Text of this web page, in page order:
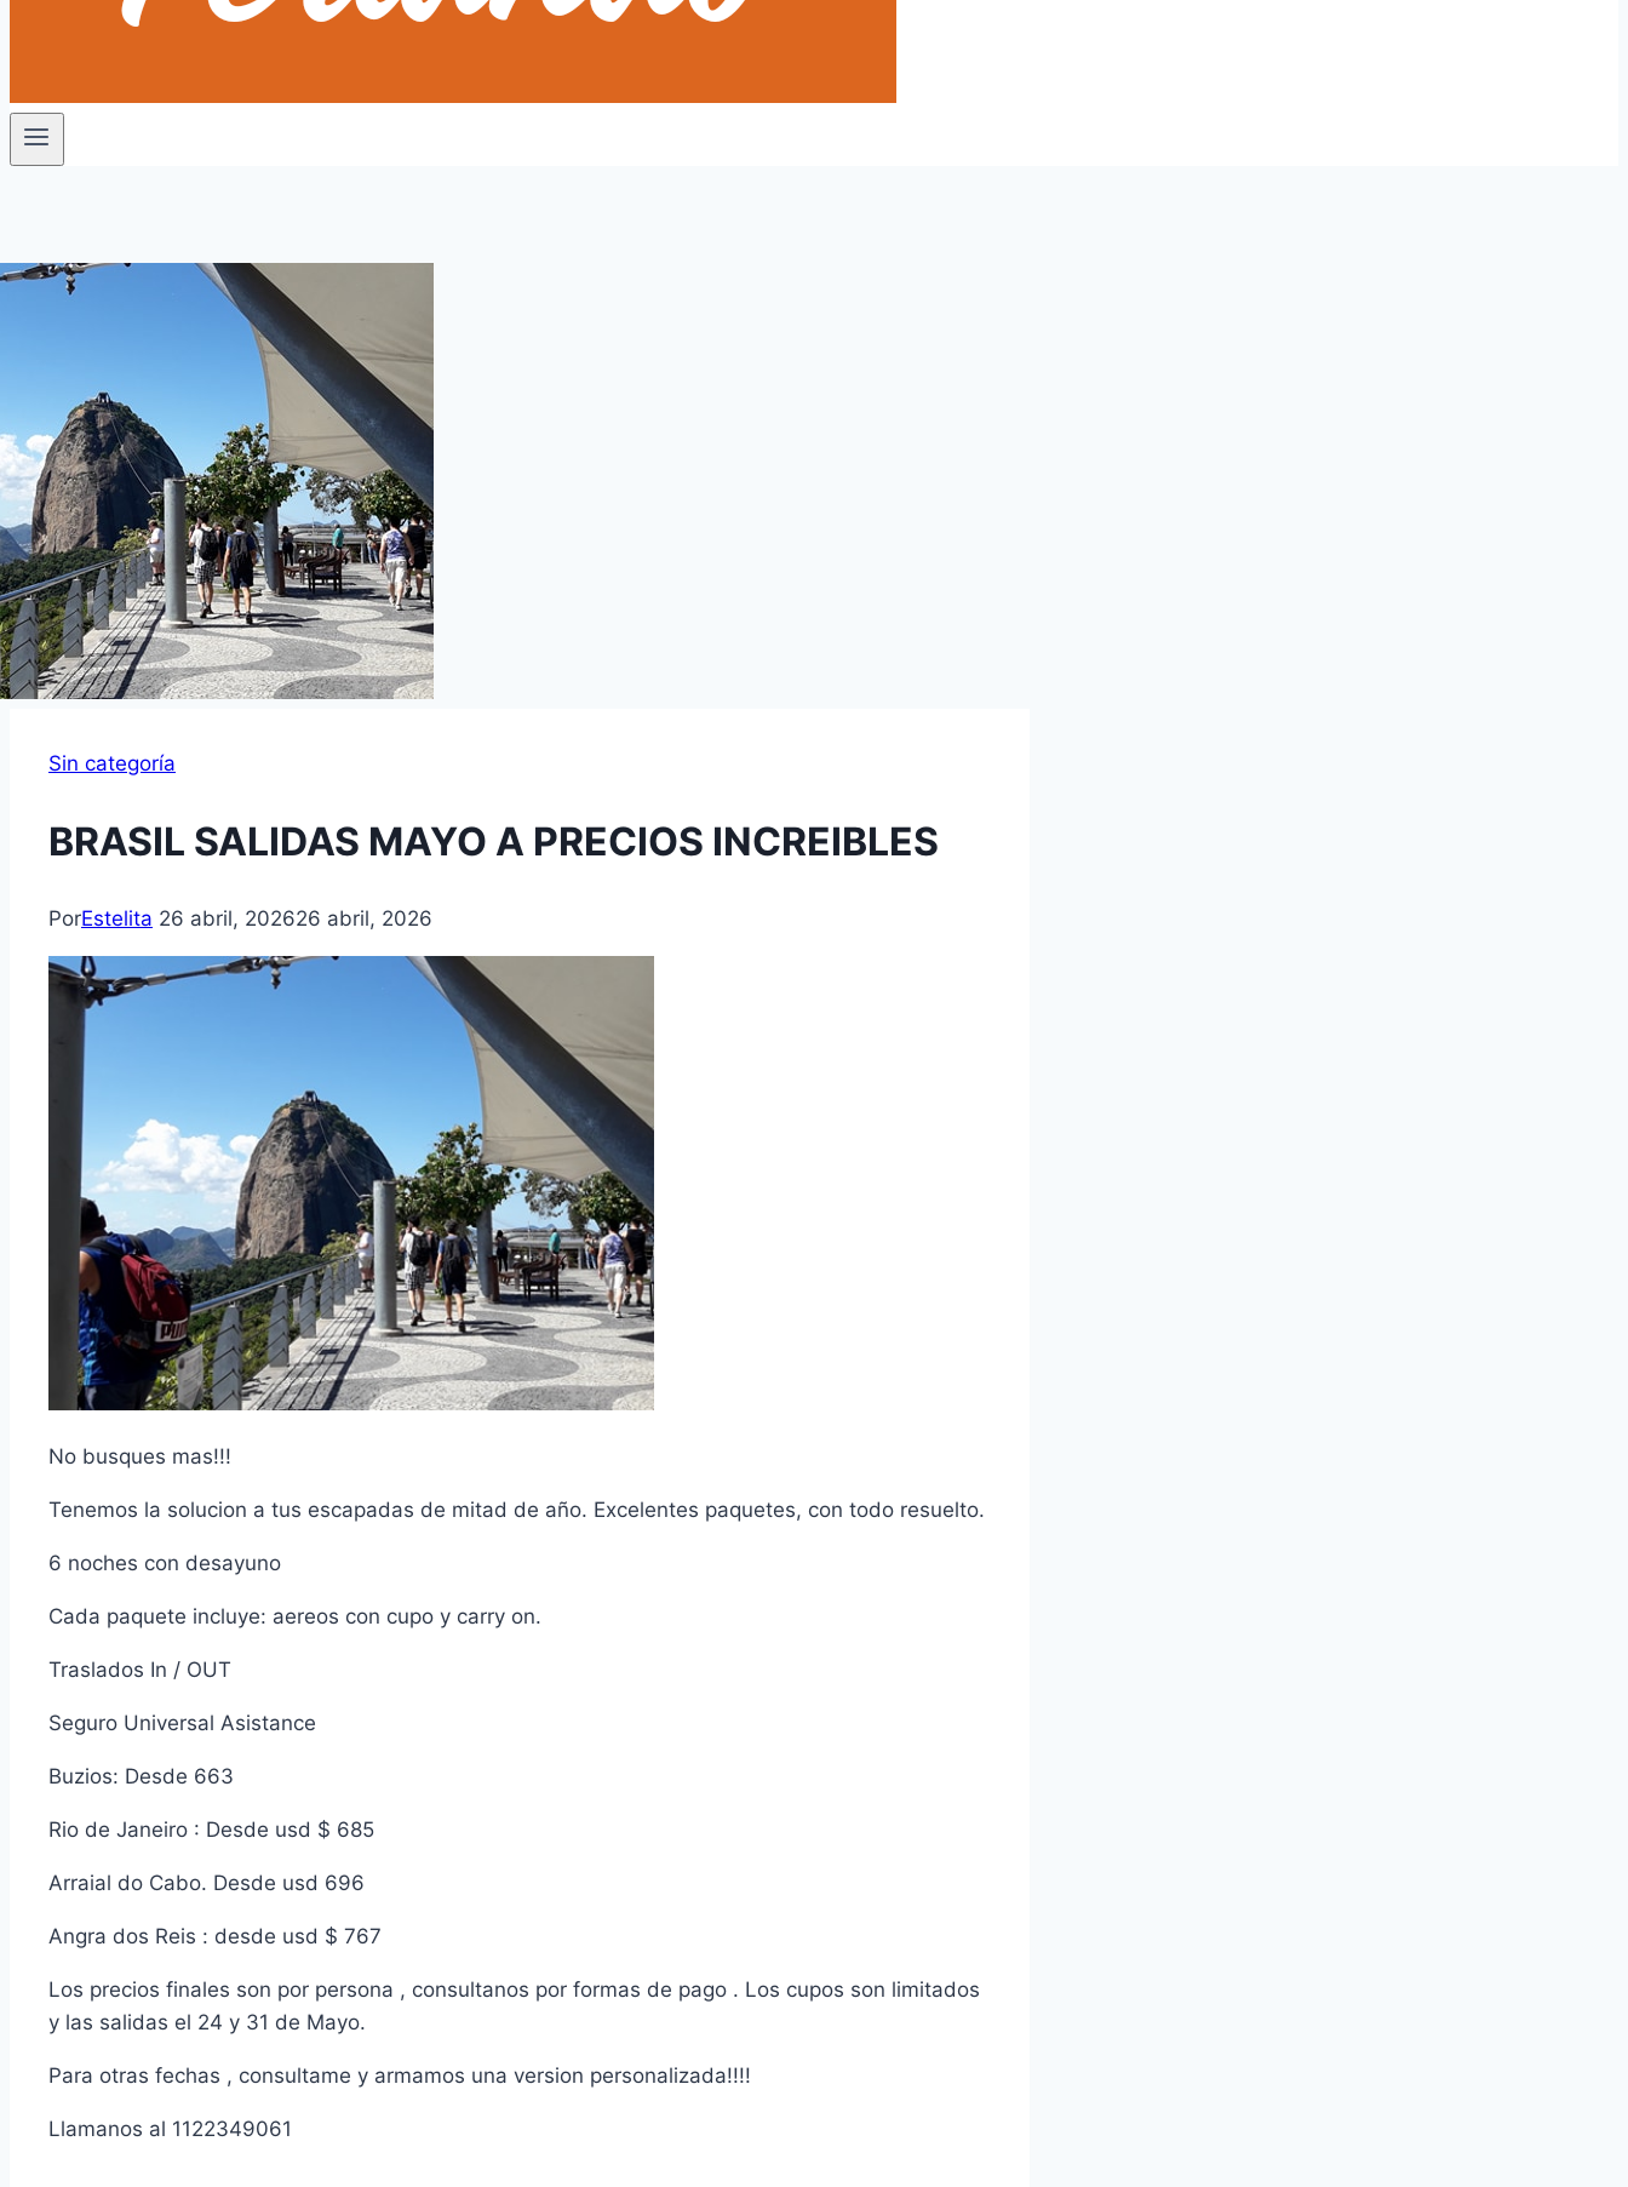
Sin categoría
BRASIL SALIDAS MAYO A PRECIOS INCREIBLES
PorEstelita 26 abril, 202626 abril, 2026
No busques mas!!!
Tenemos la solucion a tus escapadas de mitad de año. Excelentes paquetes, con todo resuelto.
6 noches con desayuno
Cada paquete incluye: aereos con cupo y carry on.
Traslados In / OUT
Seguro Universal Asistance
Buzios: Desde 663
Rio de Janeiro : Desde usd $ 685
Arraial do Cabo. Desde usd 696
Angra dos Reis : desde usd $ 767
Los precios finales son por persona , consultanos por formas de pago . Los cupos son limitados
y las salidas el 24 y 31 de Mayo.
Para otras fechas , consultame y armamos una version personalizada!!!!
Llamanos al 1122349061